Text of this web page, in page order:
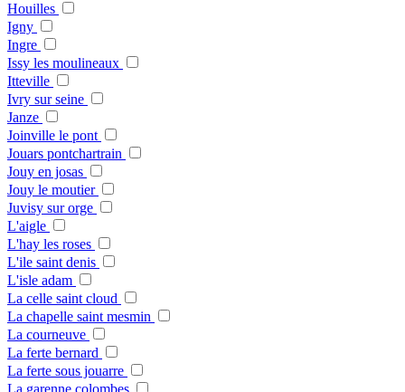
Houilles
Igny
Ingre
Issy les moulineaux
Itteville
Ivry sur seine
Janze
Joinville le pont
Jouars pontchartrain
Jouy en josas
Jouy le moutier
Juvisy sur orge
L'aigle
L'hay les roses
L'ile saint denis
L'isle adam
La celle saint cloud
La chapelle saint mesmin
La courneuve
La ferte bernard
La ferte sous jouarre